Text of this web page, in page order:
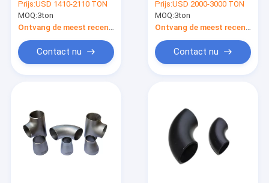
stukreductiemiddel
GLB van de
Elleboogpijp
Prijs:USD 1410-2110 TON
MOQ:3ton
Contact nu
Elleboogpijp het
Reductiemiddel GLB
S235JR st37-2
Prijs:USD 2000-3000 TON
MOQ:3ton
Contact nu